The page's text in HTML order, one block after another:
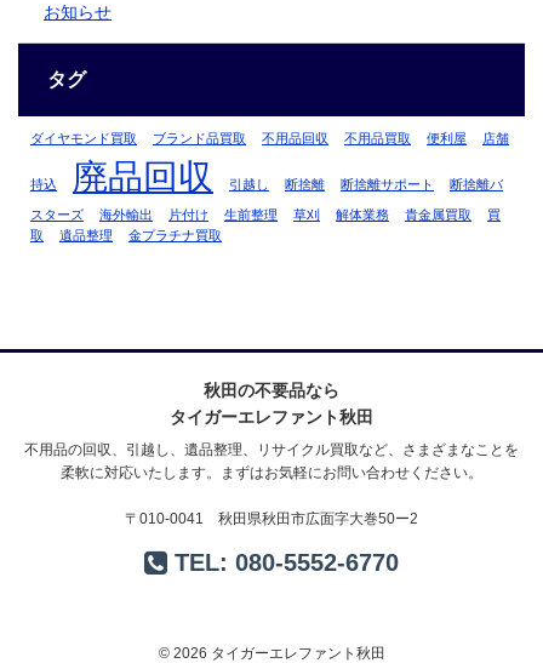
お知らせ
タグ
ダイヤモンド買取 ブランド品買取 不用品回収 不用品買取 便利屋 店舗
持込 廃品回収 引越し 断捨離 断捨離サポート 断捨離バ
スターズ 海外輸出 片付け 生前整理 草刈 解体業務 貴金属買取
買
取
遺品整理 金プラチナ買取
秋田の不要品なら
タイガーエレファント秋田
不用品の回収、引越し、遺品整理、リサイクル買取など、さまざまなことを
柔軟に対応いたします。まずはお気軽にお問い合わせください。
〒010-0041 秋田県秋田市広面字大巻50ー2
TEL: 080-5552-6770
© 2026 タイガーエレファント秋田